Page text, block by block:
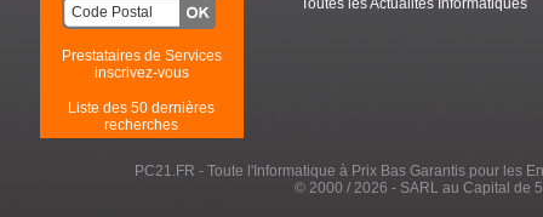
Prestataires de Services
inscrivez-vous
Liste des 50 dernières
recherches
Toutes les Actualités Informatiques
PC21.FR - Toute l'Informatique à Prix Bas Garantis pour les
© 2000 / 2026 - SARL au Capital de